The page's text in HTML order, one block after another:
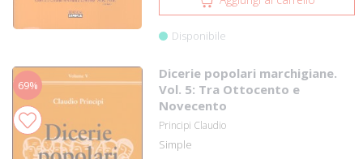
Disponibile
69%
Dicerie popolari marchigiane.
Vol. 5: Tra Ottocento e
Novecento
Principi Claudio
Simple